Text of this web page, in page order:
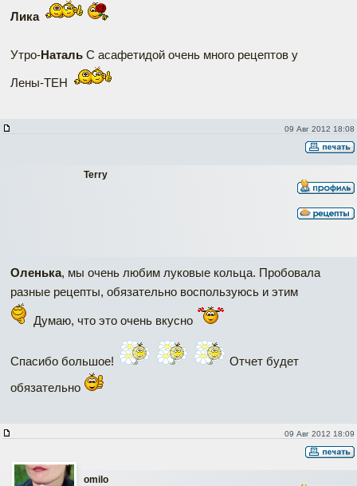
Лика
Утро-Наталь С асафетидой очень много рецептов у
Лены-ТЕН
09 Авг 2012 18:08
Terry
Оленька, мы очень любим луковые кольца. Пробовала
разные рецепты, обязательно воспользуюсь и этим
Думаю, что это очень вкусно
Спасибо большое!
Отчет будет
обязательно
09 Авг 2012 18:09
omilo